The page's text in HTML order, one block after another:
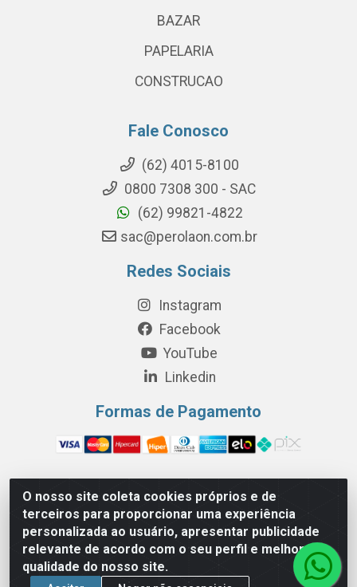
O nosso site coleta cookies próprios e de
terceiros para proporcionar uma experiência
personalizada ao usuário, apresentar publicidade
relevante de acordo com o seu perfil e melhorar a
qualidade do nosso site.
BAZAR
PAPELARIA
CONSTRUCAO
Fale Conosco
(62) 4015-8100
0800 7308 300 - SAC
(62) 99821-4822
sac@perolaon.com.br
Redes Sociais
Instagram
Facebook
YouTube
Linkedin
Formas de Pagamento
Perola Distribuição e Logística S/A - Av. Anhanguera km 24 N°
200 Bloco 12-A -Jardim Jaraguá, São Paulo/SP - Cep 05.275-
000 - CNPJ 06.204.131/0001-77